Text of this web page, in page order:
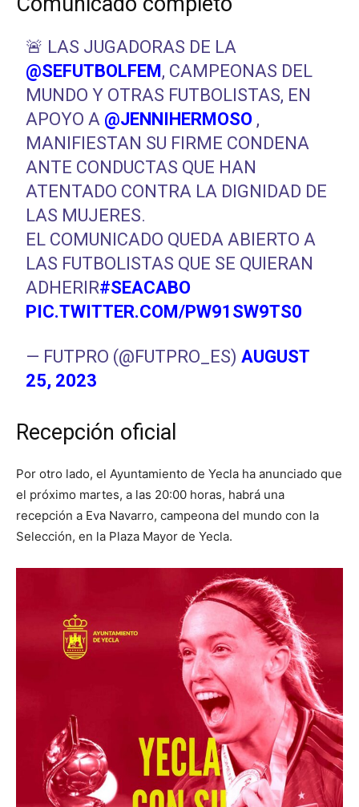
🚨 LAS JUGADORAS DE LA
@SEFUTBOLFEM, CAMPEONAS DEL
MUNDO Y OTRAS FUTBOLISTAS, EN
APOYO A @JENNIHERMOSO ,
MANIFIESTAN SU FIRME CONDENA
ANTE CONDUCTAS QUE HAN
ATENTADO CONTRA LA DIGNIDAD DE
LAS MUJERES.
EL COMUNICADO QUEDA ABIERTO A
LAS FUTBOLISTAS QUE SE QUIERAN
ADHERIR#SEACABO
PIC.TWITTER.COM/PW91SW9TS0
— FUTPRO (@FUTPRO_ES)AUGUST
25, 2023
Recepción oficial
Por otro lado, el Ayuntamiento de Yecla ha anunciado que
el próximo martes, a las 20:00 horas, habrá una
recepción a Eva Navarro, campeona del mundo con la
Selección, en la Plaza Mayor de Yecla.